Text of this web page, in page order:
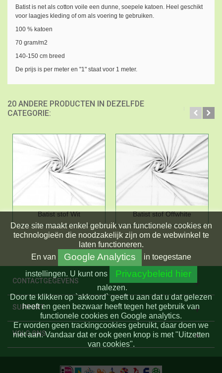
Batist is net als cotton voile een dunne, soepele katoen. Heel geschikt
voor laagjes kleding of om als voering te gebruiken.
100 % katoen
70 gram/m2
140-150 cm breed
De prijs is per meter en "1" staat voor 1 meter.
20 ANDERE PRODUCTEN IN DEZELFDE
CATEGORIE:
Batist stof Wit Batist stof Offwhite
CONTACTGEGEVENS
SUPPORT
VOLG ONS
Deze site maakt enkel gebruik van functionele cookies en
technologieën die noodzakelijk zijn om de webwinkel te
laten functioneren.
En van Google Analytics
in toegestane
instellingen. U kunt ons Privacybeleid hier
nalezen.
Door te klikken op `akkoord` geeft u aan dat u dat gelezen
heeft en geen bezwaar heeft tegen het gebruik van
functionele cookies en Google analytics.
Er worden geen trackingcookies gebruikt, daar doen we
niet aan. Vandaar dat er ook geen knop is met "Uitzetten
van cookies".